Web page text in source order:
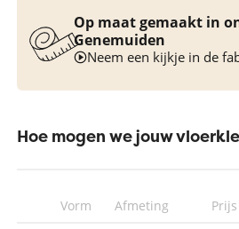
Op maat gemaakt in
Genemuiden
Neem een kijkje in de
Hoe mogen we jouw
Vorm Afmeting Prijs